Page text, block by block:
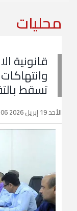
محليات
قانونية
تسقط
الأحد 19 إبريل 2026 16:34:06